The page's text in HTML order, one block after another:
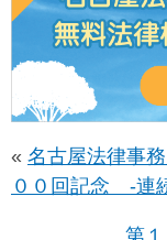
« 名古屋法律事
００回記念 -連
第